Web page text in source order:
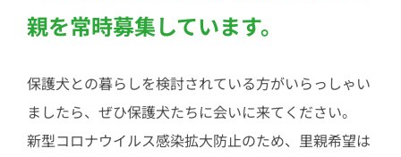
親を常時募集しています。
保護犬との暮らしを検討されている方がいらっしゃい
ましたら、ぜひ保護犬たちに会いに来てください。
新型コロナウイルス感染拡大防止のため、里親希望は